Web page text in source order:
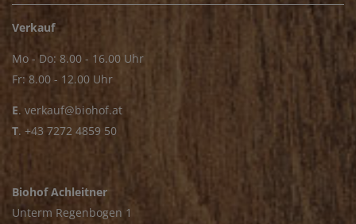
Verkauf
Mo - Do: 8.00 - 16.00 Uhr
Fr: 8.00 - 12.00 Uhr
E. verkauf@biohof.at
T. +43 7272 4859 50
Biohof Achleitner
Unterm Regenbogen 1